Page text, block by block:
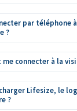
par téléphone
?
me connecter à la
Lifesize, le
?